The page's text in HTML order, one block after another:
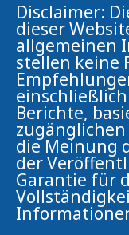
Disclaimer:
dieser
allgemeinen
stellen keine
Berichte,
die Meinung
der
Garantie für